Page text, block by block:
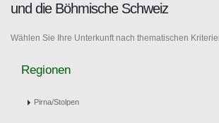
und die Böhmische Schweiz
Wählen Sie Ihre Unterkunft nach thematischen
Regionen
Pirna/Stolpen